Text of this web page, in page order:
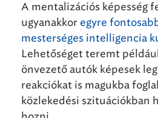
A mentalizációs képesség
ugyanakkor egyre
mesterséges intelligencia
Lehetőséget teremt
önvezető autók képesek
reakciókat is magukba
közlekedési szituációkban